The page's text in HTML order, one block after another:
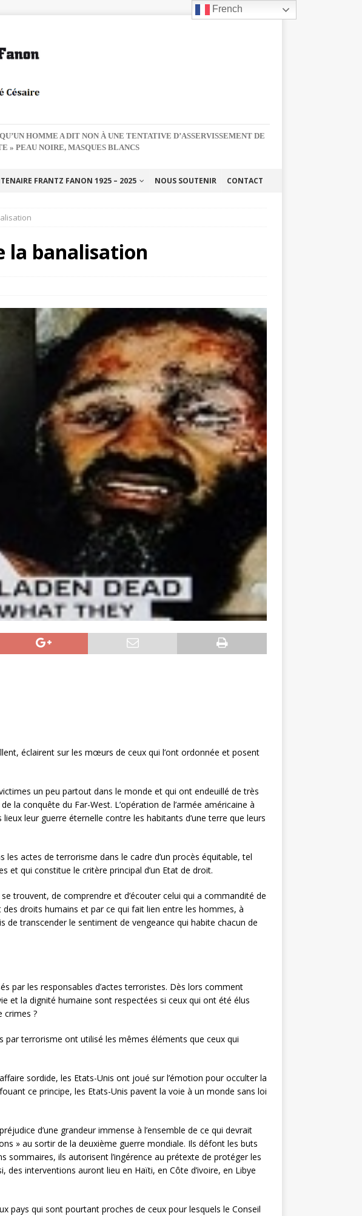
HOMME A DIT NON À UNE TENTATIVE D’ASSERVISSEMENT DE
» PEAU NOIRE, MASQUES BLANCS
FRANTZ FANON 1925 – 2025 NOUS SOUTENIR CONTACT
la banalisation
éclairent sur les mœurs de ceux qui l’ont ordonnée et posent
un peu partout dans le monde et qui ont endeuillé de très
la conquête du Far-West. L’opération de l’armée américaine à
leur guerre éternelle contre les habitants d’une terre que leurs
actes de terrorisme dans le cadre d’un procès équitable, tel
et qui constitue le critère principal d’un Etat de droit.
trouvent, de comprendre et d’écouter celui qui a commandité de
droits humains et par ce qui fait lien entre les hommes, à
de transcender le sentiment de vengeance qui habite chacun de
par les responsables d’actes terroristes. Dès lors comment
et la dignité humaine sont respectées si ceux qui ont été élus
crimes ?
terrorisme ont utilisé les mêmes éléments que ceux qui
sordide, les Etats-Unis ont joué sur l’émotion pour occulter la
ce principe, les Etats-Unis pavent la voie à un monde sans loi
d’une grandeur immense à l’ensemble de ce qui devrait
» au sortir de la deuxième guerre mondiale. Ils défont les buts
ils autorisent l’ingérence au prétexte de protéger les
interventions auront lieu en Haïti, en Côte d’ivoire, en Libye
pays qui sont pourtant proches de ceux pour lesquels le Conseil
French